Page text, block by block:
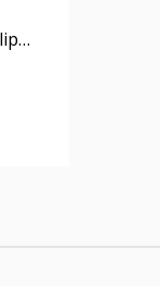
Уличный барный стул Alipa из акации и веревки цвета экрю, 75 см